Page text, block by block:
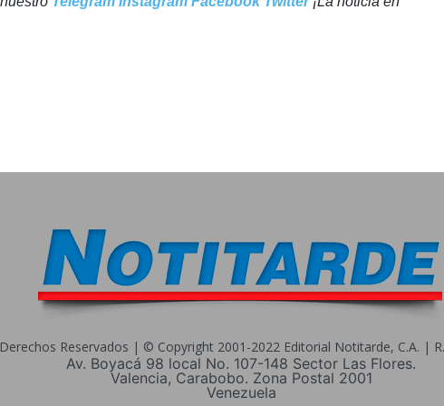
Reservados | © Copyright 2001-2022 Editorial Notitarde, C.A. |
Av. Boyacá 98 local No. 107-148 Sector Las Flores.
Valencia, Carabobo. Zona Postal 2001
Venezuela